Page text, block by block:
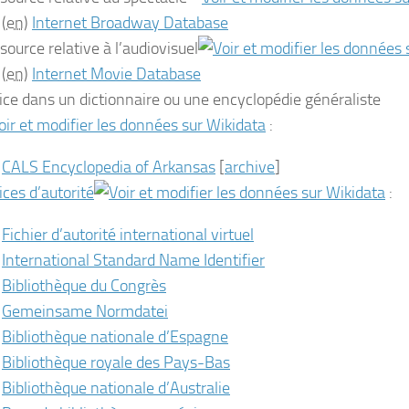
(en) Internet Broadway Database
relative à l’audiovisuel
(en) Internet Movie Database
dans un dictionnaire ou une encyclopédie généraliste
:
CALS Encyclopedia of Arkansas [archive]
d’autorité
:
Fichier d’autorité international virtuel
International Standard Name Identifier
Bibliothèque du Congrès
Gemeinsame Normdatei
Bibliothèque nationale d’Espagne
Bibliothèque royale des Pays-Bas
Bibliothèque nationale d’Australie